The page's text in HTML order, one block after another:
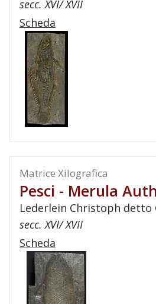
secc. XVI/ XVII
Scheda
Matrice Xilografica
Pesci - Merula
Lederlein Christoph
secc. XVI/ XVII
Scheda